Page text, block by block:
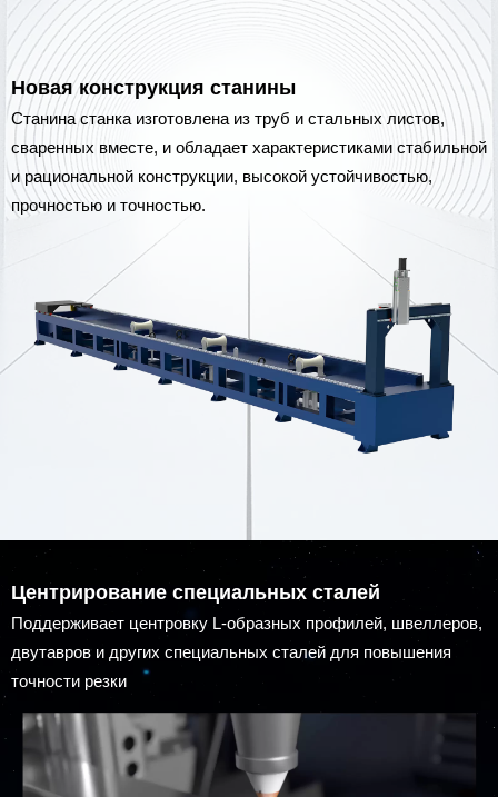
Новая конструкция станины
Станина станка изготовлена из труб и стальных листов,
сваренных вместе, и обладает характеристиками стабильной
и рациональной конструкции, высокой устойчивостью,
прочностью и точностью.
Центрирование специальных сталей
Поддерживает центровку L-образных профилей, швеллеров,
двутавров и других специальных сталей для повышения
точности резки